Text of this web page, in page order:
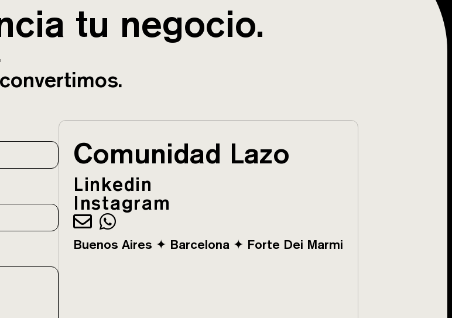
tu negocio.
Comunidad Lazo
Linkedin
Instagram
Buenos Aires ✦ Barcelona ✦ Forte Dei Marmi